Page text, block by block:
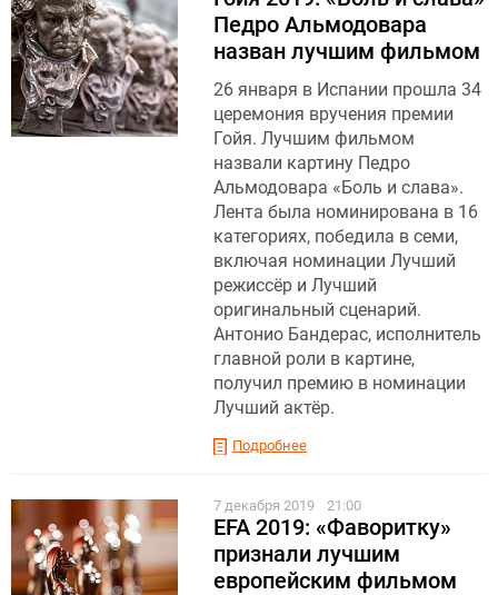
Педро Альмодовара
назван лучшим фильмом
26 января в Испании прошла 34
церемония вручения премии
Гойя. Лучшим фильмом
назвали картину Педро
Альмодовара «Боль и слава».
Лента была номинирована в 16
категориях, победила в семи,
включая номинации Лучший
режиссёр и Лучший
оригинальный сценарий.
Антонио Бандерас, исполнитель
главной роли в картине,
получил премию в номинации
Лучший актёр.
Подробнее
7 декабря 2019 21:00
EFA 2019: «Фаворитку»
признали лучшим
европейским фильмом